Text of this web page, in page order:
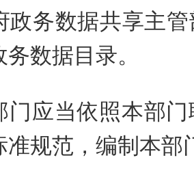
政务数据共享主
数据目录。
门应当依照本部
准规范，编制本部